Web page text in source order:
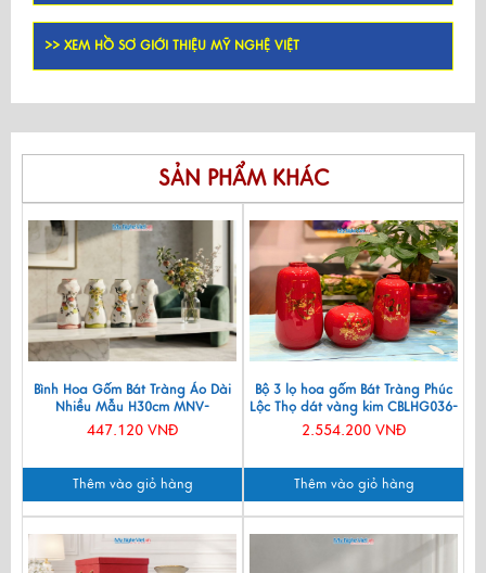
>> XEM HỒ SƠ GIỚI THIỆU MỸ NGHỆ VIỆT
SẢN PHẨM KHÁC
Bình Hoa Gốm Bát Tràng Áo Dài
Nhiều Mẫu H30cm MNV-
LHGLH03
447.120 VNĐ
Thêm vào giỏ hàng
Bộ 3 lọ hoa gốm Bát Tràng Phúc
Lộc Thọ dát vàng kim CBLHG036-
2
2.554.200 VNĐ
Thêm vào giỏ hàng